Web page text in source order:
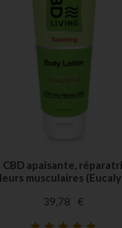
CBD apaisante,
musculaires
39,78
€